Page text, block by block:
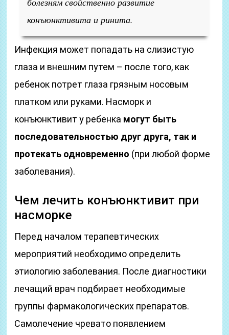
конъюнктивита и ринита.
Инфекция может попадать на слизистую
глаза и внешним путем – после того, как
ребенок потрет глаза грязным носовым
платком или руками. Насморк и
конъюнктивит у ребенка могут быть
последовательностью друг друга, так и
протекать одновременно (при любой форме
заболевания).
Чем лечить конъюнктивит при
насморке
Перед началом терапевтических
мероприятий необходимо определить
этиологию заболевания. После диагностики
лечащий врач подбирает необходимые
группы фармакологических препаратов.
Самолечение чревато появлением